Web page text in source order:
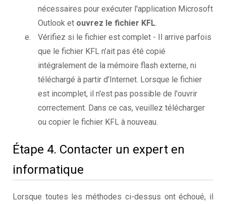
nécessaires pour exécuter l'application Microsoft
Outlook et ouvrez le fichier KFL.
Vérifiez si le fichier est complet - Il arrive parfois
que le fichier KFL n’ait pas été copié
intégralement de la mémoire flash externe, ni
téléchargé à partir d’Internet. Lorsque le fichier
est incomplet, il n'est pas possible de l'ouvrir
correctement. Dans ce cas, veuillez télécharger
ou copier le fichier KFL à nouveau.
Étape 4. Contacter un expert en
informatique
Lorsque toutes les méthodes ci-dessus ont échoué, il